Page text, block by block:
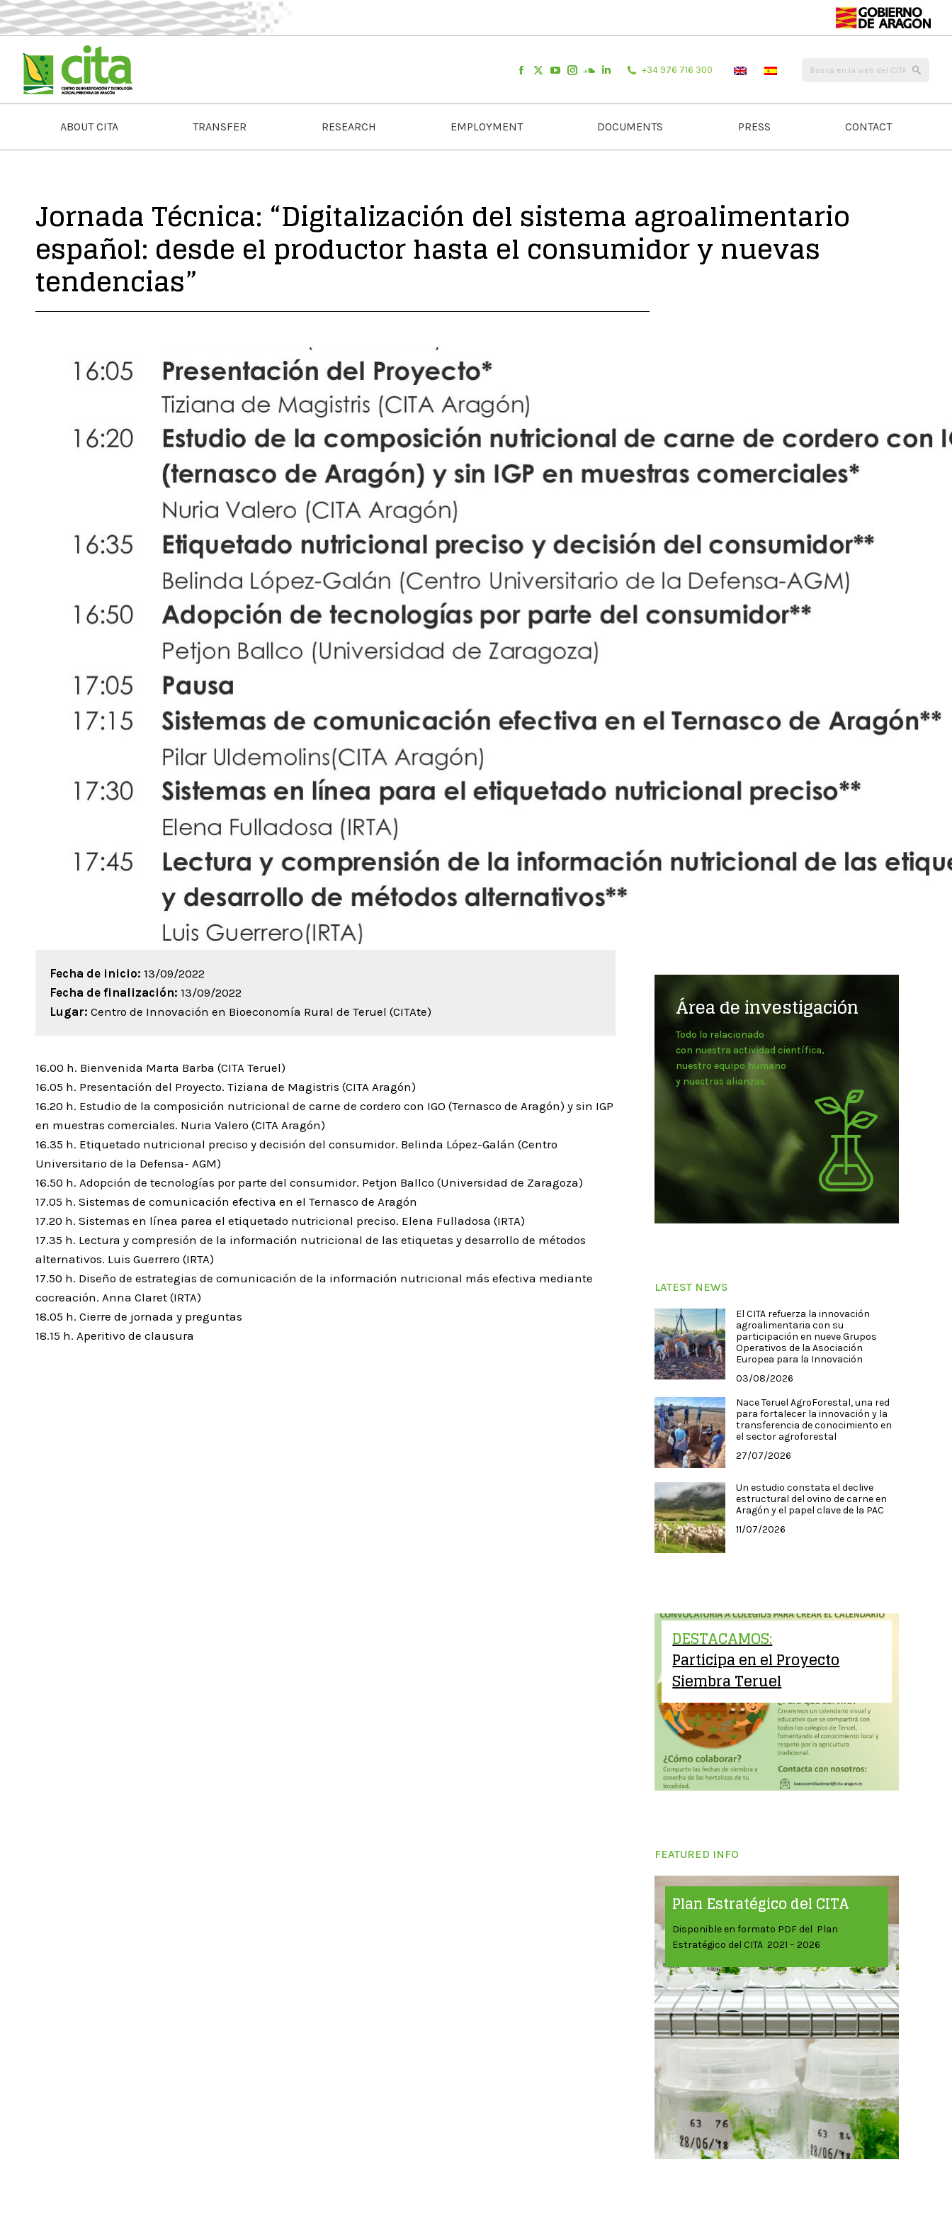
+34 976 716 300
ABOUT CITA TRANSFER RESEARCH EMPLOYMENT DOCUMENTS PRESS CONTACT
Jornada Técnica: “Digitalización del sistema agroalimentario
español: desde el productor hasta el consumidor y nuevas
tendencias”
Fecha de inicio: 13/09/2022
Fecha de finalización: 13/09/2022
Lugar: Centro de Innovación en Bioeconomía Rural de Teruel (CITAte)
16.00 h. Bienvenida Marta Barba (CITA Teruel)
16.05 h. Presentación del Proyecto. Tiziana de Magistris (CITA Aragón)
16.20 h. Estudio de la composición nutricional de carne de cordero con IGO (Ternasco de Aragón) y sin IGP
en muestras comerciales. Nuria Valero (CITA Aragón)
16.35 h. Etiquetado nutricional preciso y decisión del consumidor. Belinda López-Galán (Centro
Universitario de la Defensa- AGM)
16.50 h. Adopción de tecnologías por parte del consumidor. Petjon Ballco (Universidad de Zaragoza)
17.05 h. Sistemas de comunicación efectiva en el Ternasco de Aragón
17.20 h. Sistemas en línea parea el etiquetado nutricional preciso. Elena Fulladosa (IRTA)
17.35 h. Lectura y compresión de la información nutricional de las etiquetas y desarrollo de métodos
alternativos. Luis Guerrero (IRTA)
17.50 h. Diseño de estrategias de comunicación de la información nutricional más efectiva mediante
cocreación. Anna Claret (IRTA)
18.05 h. Cierre de jornada y preguntas
18.15 h. Aperitivo de clausura
Área de investigación
Todo lo relacionado
con nuestra actividad científica,
nuestro equipo humano
y nuestras alianzas.
LATEST NEWS
El CITA refuerza la innovación
agroalimentaria con su
participación en nueve Grupos
Operativos de la Asociación
Europea para la Innovación
03/08/2026
Nace Teruel AgroForestal, una red
para fortalecer la innovación y la
transferencia de conocimiento en
el sector agroforestal
27/07/2026
Un estudio constata el declive
estructural del ovino de carne en
Aragón y el papel clave de la PAC
11/07/2026
DESTACAMOS:
Participa en el Proyecto
Siembra Teruel
FEATURED INFO
Plan Estratégico del CITA
Disponible en formato PDF del Plan
Estratégico del CITA 2021 – 2026